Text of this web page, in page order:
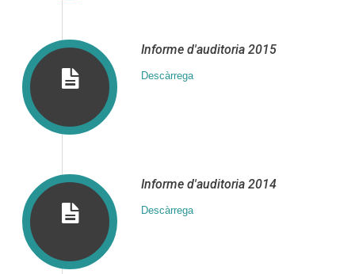
Informe d′auditoria 2015
Descàrrega
Informe d′auditoria 2014
Descàrrega